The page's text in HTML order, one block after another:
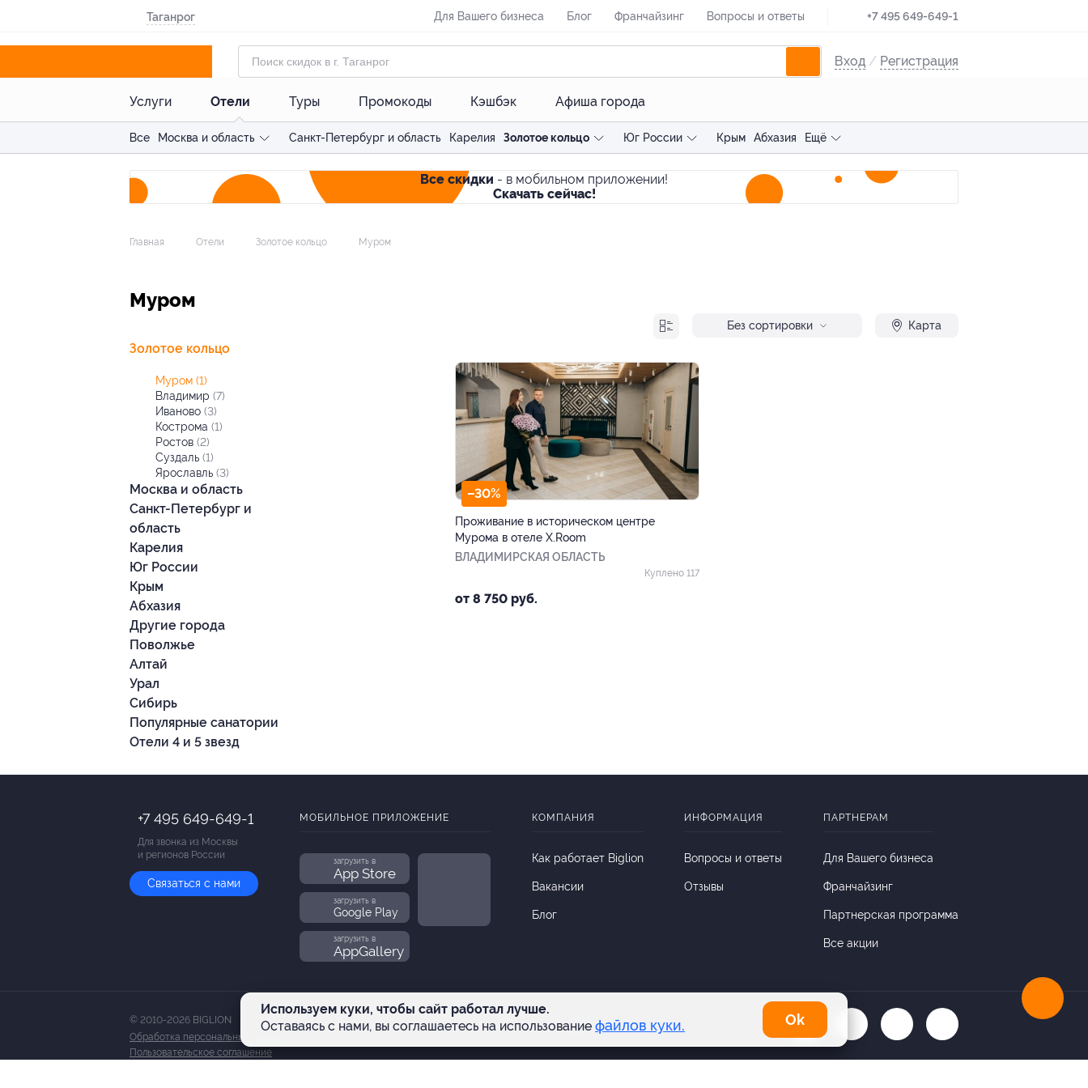
Таганрог Для Вашего бизнеса Блог Франчайзинг Вопросы и ответы +7 495 649-649-1
Вход / Регистрация
Услуги Отели Туры Промокоды Кэшбэк Афиша города
Все Москва и область Санкт-Петербург и область Карелия Золотое кольцо Юг России Крым Абхазия Ещё
Все скидки - в мобильном приложении!
Скачать сейчас!
Главная Отели Золотое кольцо Муром
Муром
Без сортировки Карта
Москва и область
Санкт-Петербург и
область
Карелия
Золотое кольцо
Владимир (7)
Иваново (3)
Кострома (1)
Ростов (2)
Суздаль (1)
Ярославль (3)
Муром (1)
Юг России
Крым
Абхазия
Другие города
Поволжье
Алтай
Урал
Сибирь
Популярные санатории
Отели 4 и 5 звезд
–30%
Проживание в историческом центре
Мурома в отеле X.Room
ВЛАДИМИРСКАЯ ОБЛАСТЬ
от 8 750 руб.
Куплено 117
Используем куки, чтобы сайт работал лучше.
Оставаясь с нами, вы соглашаетесь на использование файлов куки. Оk
+7 495 649-649-1
Для звонка из Москвы
и регионов России
Связаться с нами
МОБИЛЬНОЕ ПРИЛОЖЕНИЕ
загрузить в
App Store
загрузить в
Google Play
загрузить в
AppGallery
КОМПАНИЯ
Как работает Biglion
Вакансии
Блог
ИНФОРМАЦИЯ
Вопросы и ответы
Отзывы
ПАРТНЕРАМ
Для Вашего бизнеса
Франчайзинг
Партнерская программа
Все акции
© 2010-2026 BIGLION
Обработка персональных данных
Пользовательское соглашение
Гарантия, поддержка
24 часа и возврат средств